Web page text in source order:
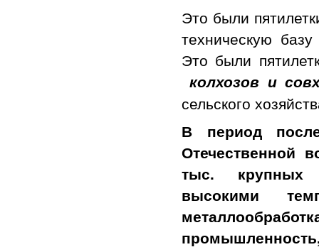
Это были
техническую
Это были
колхозов и
сельского
В период
Отечественной
тыс. крупных
высокими